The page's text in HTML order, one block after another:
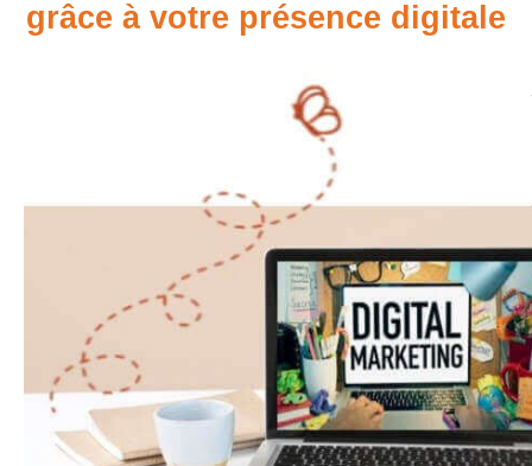
grâce à votre présence digitale